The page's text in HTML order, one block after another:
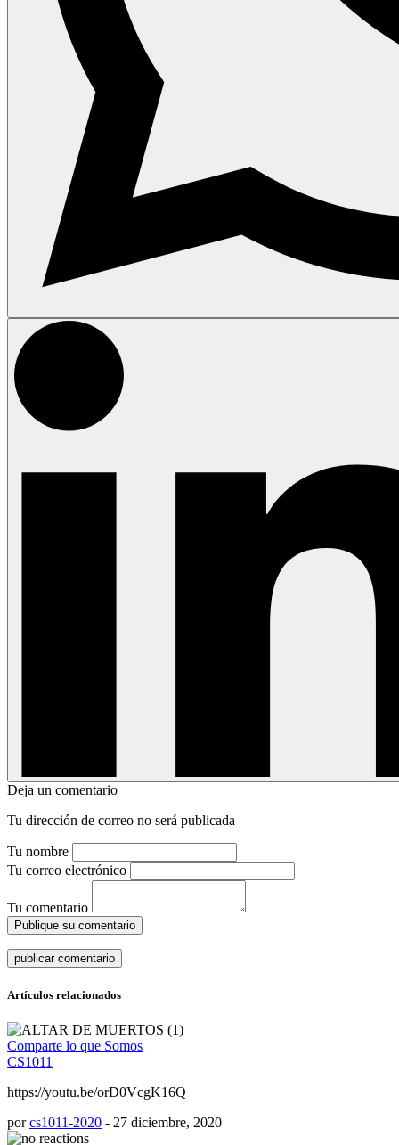
Deja un comentario
Tu dirección de correo no será publicada
Tu nombre
Tu correo electrónico
Tu comentario
Publique su comentario
Artículos relacionados
Comparte lo que Somos
CS1011
https://youtu.be/orD0VcgK16Q
porcs1011-2020 - 27 diciembre, 2020